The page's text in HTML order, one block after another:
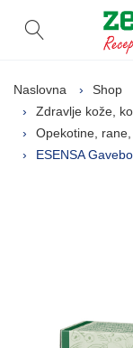
Otvori
Naslovna Shop
Zdravlje kože,
Opekotine,
ESENSA